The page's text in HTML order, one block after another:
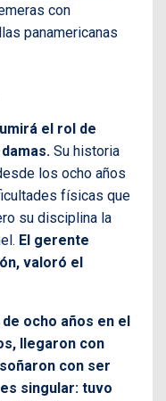
con
panamericanas
el rol de
Su historia
los ocho años
físicas que
su disciplina la
El gerente
valoró el
ocho años en el
llegaron con
con ser
singular: tuvo